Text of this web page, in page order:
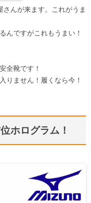
んが来ます。これがうま
んですがこれもうまい！
全靴です！
りません！履くなら今！
ホログラム！